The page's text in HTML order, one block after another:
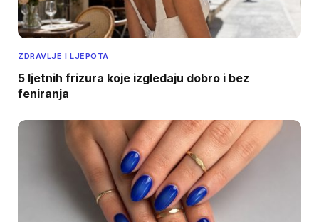
ZDRAVLJE I LJEPOTA
5 ljetnih frizura koje izgledaju dobro i bez
feniranja